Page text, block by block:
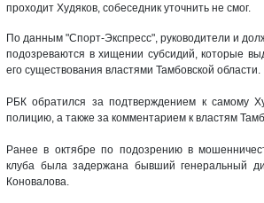
проходит Худяков, собеседник уточнить не смог.
По данным "Спорт-Экспресс", руководители и
подозреваются в хищении субсидий, которые
его существования властями Тамбовской области.
РБК обратился за подтверждением к самому
полицию, а также за комментарием к властям
Ранее в октябре по подозрению в
клуба была задержана бывший генеральный
Коновалова.